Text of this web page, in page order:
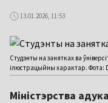
13.01.2026, 11:53
Студэнты на занятках ва
ілюстрацыйны характар. Фота:
Міністэрства